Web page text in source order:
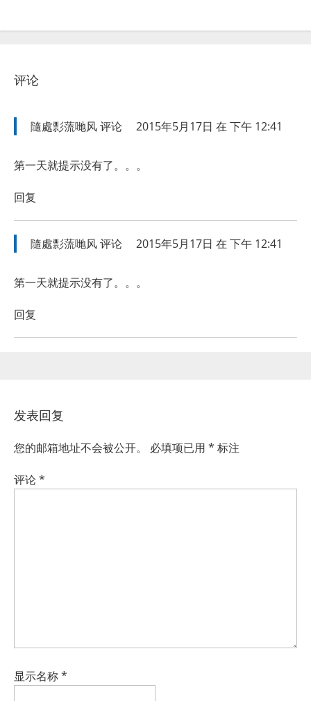
评论
隨處彯蓅哋风评论 2015年5月17日 在 下午 12:41
第一天就提示没有了。。。
回复
隨處彯蓅哋风评论 2015年5月17日 在 下午 12:41
第一天就提示没有了。。。
回复
发表回复
您的邮箱地址不会被公开。 必填项已用 * 标注
评论*
显示名称*